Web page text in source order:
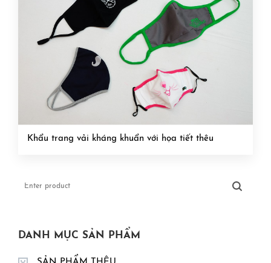
Khẩu trang vải kháng khuẩn với họa tiết thêu
DANH MỤC SẢN PHẨM